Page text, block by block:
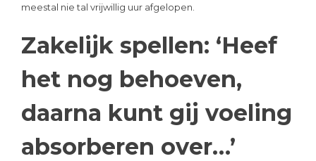
meestal nie tal vrijwillig uur afgelopen.
Zakelijk spellen: ‘Heef
het nog behoeven,
daarna kunt gij voeling
absorberen over…’